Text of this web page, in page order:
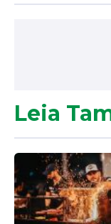
Leia